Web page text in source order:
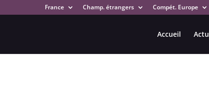
France Champ. étrangers Compét. Europe
Accueil Actu